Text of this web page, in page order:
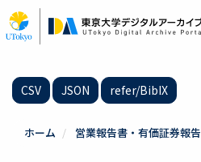
イ
ン
CSV JSON refer/BibIX
ホーム 営業報告書・有価証券報